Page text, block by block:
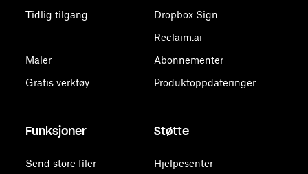
Tidlig tilgang
Maler
Gratis verktøy
Dropbox Sign
Reclaim.ai
Abonnementer
Produktoppdateringer
Funksjoner
Send store filer
Støtte
Hjelpesenter